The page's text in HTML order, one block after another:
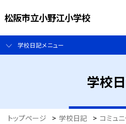
松阪市立小野江小学校
学校日記メニュー
学校
トップページ > 学校日記 > コミュ